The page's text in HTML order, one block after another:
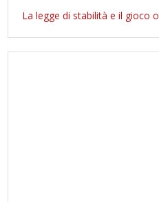
La legge di stabilità e il gioco